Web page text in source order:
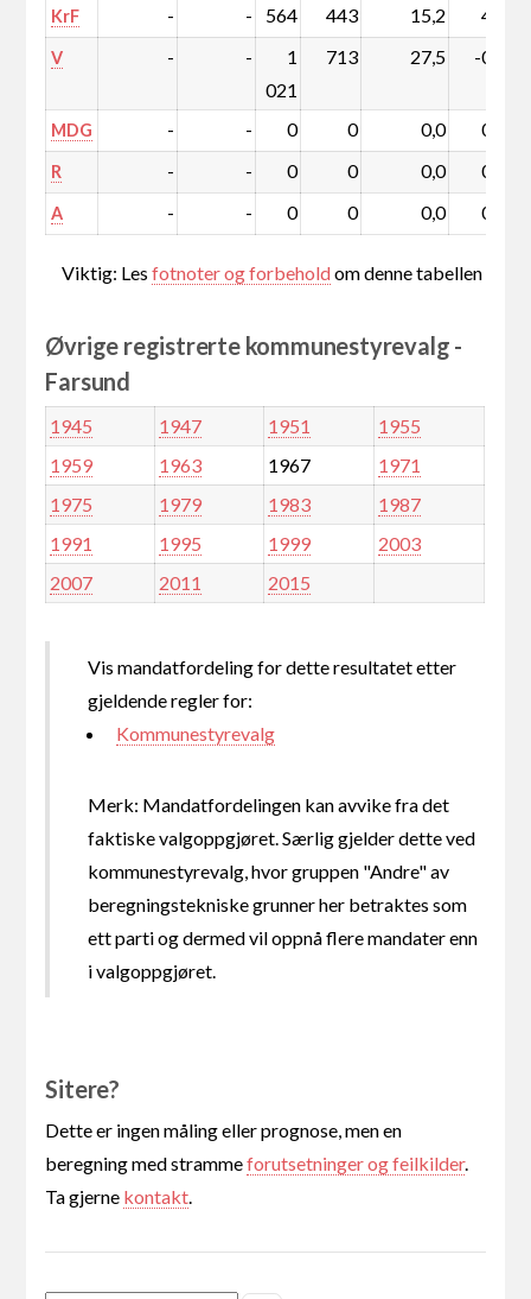
KrF - - 564 443 15,2 4,2
V - -
1
021
713 27,5 -0,4
MDG - - 0 0 0,0 0,0
R - - 0 0 0,0 0,0
A - - 0 0 0,0 0,0
Viktig: Lesfotnoter og forbeholdom denne tabellen
Øvrige registrerte kommunestyrevalg -
Farsund
1945 1947 1951
1955
1959
1963 1967
1971
1975
1979 1983
1987
1991
1995 1999
2003
2007
2011 2015
Vis mandatfordeling for dette resultatet etter
gjeldende regler for:
Kommunestyrevalg
Merk: Mandatfordelingen kan avvike fra det
faktiske valgoppgjøret. Særlig gjelder dette ved
kommunestyrevalg, hvor gruppen "Andre" av
beregningstekniske grunner her betraktes som
ett parti og dermed vil oppnå flere mandater enn
i valgoppgjøret.
Sitere?
Dette er ingen måling eller prognose, men en
beregning med strammeforutsetninger og feilkilder.
Ta gjerne kontakt.